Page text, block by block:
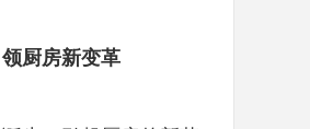
厨房新变革